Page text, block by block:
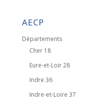
AECP
Départements
Cher 18
Eure-et-Loir 28
Indre 36
Indre-et-Loire 37